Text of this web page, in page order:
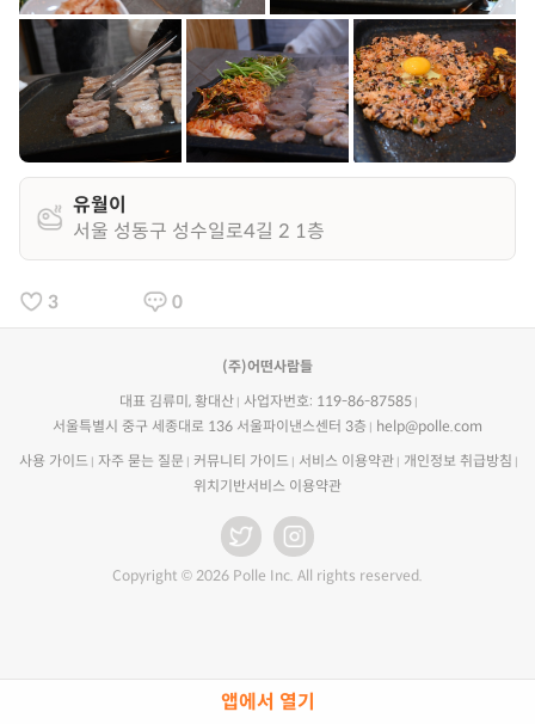
앱에서 열기
유월이
서울 성동구 성수일로4길 2 1층
3 0
(주)어떤사람들
대표 김류미, 황대산
사업자번호: 119-86-87585
서울특별시 중구 세종대로 136 서울파이낸스센터 3층
help@polle.com
사용 가이드 자주 묻는 질문 커뮤니티 가이드 서비스 이용약관
개인정보 취급방침
위치기반서비스 이용약관
Copyright © 2026 Polle Inc. All rights reserved.